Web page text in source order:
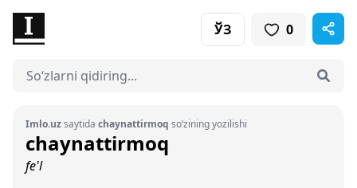
ЎЗ 0
Imlo.uzsaytida chaynattirmoq so‘zining yozilishi
chaynattirmoq
fe'l